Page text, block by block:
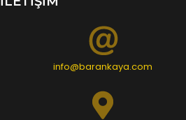
info@barankaya.com